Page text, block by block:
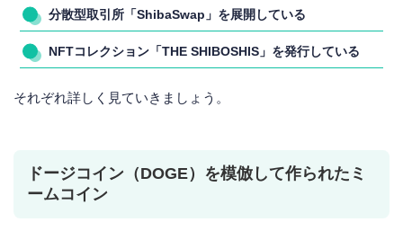
分散型取引所「ShibaSwap」を展開している
NFTコレクション「THE SHIBOSHIS」を発行している
それぞれ詳しく見ていきましょう。
ドージコイン（DOGE）を模倣して作られたミ
ームコイン